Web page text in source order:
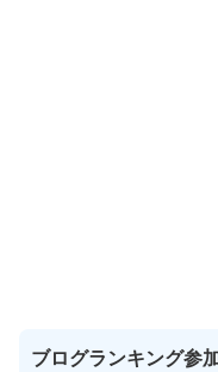
ブログランキング参